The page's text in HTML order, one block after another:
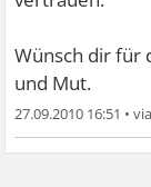
Wünsch dir für
und Mut.
27.09.2010 16:51 •